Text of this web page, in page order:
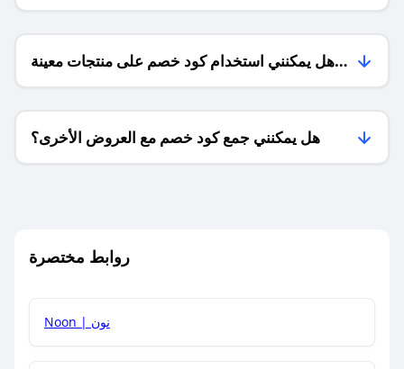
هل يمكنني استخدام كود خصم على منتجات معينة
فقط؟
هل يمكنني جمع كود خصم مع العروض الأخرى؟
روابط مختصرة
Noon | نون